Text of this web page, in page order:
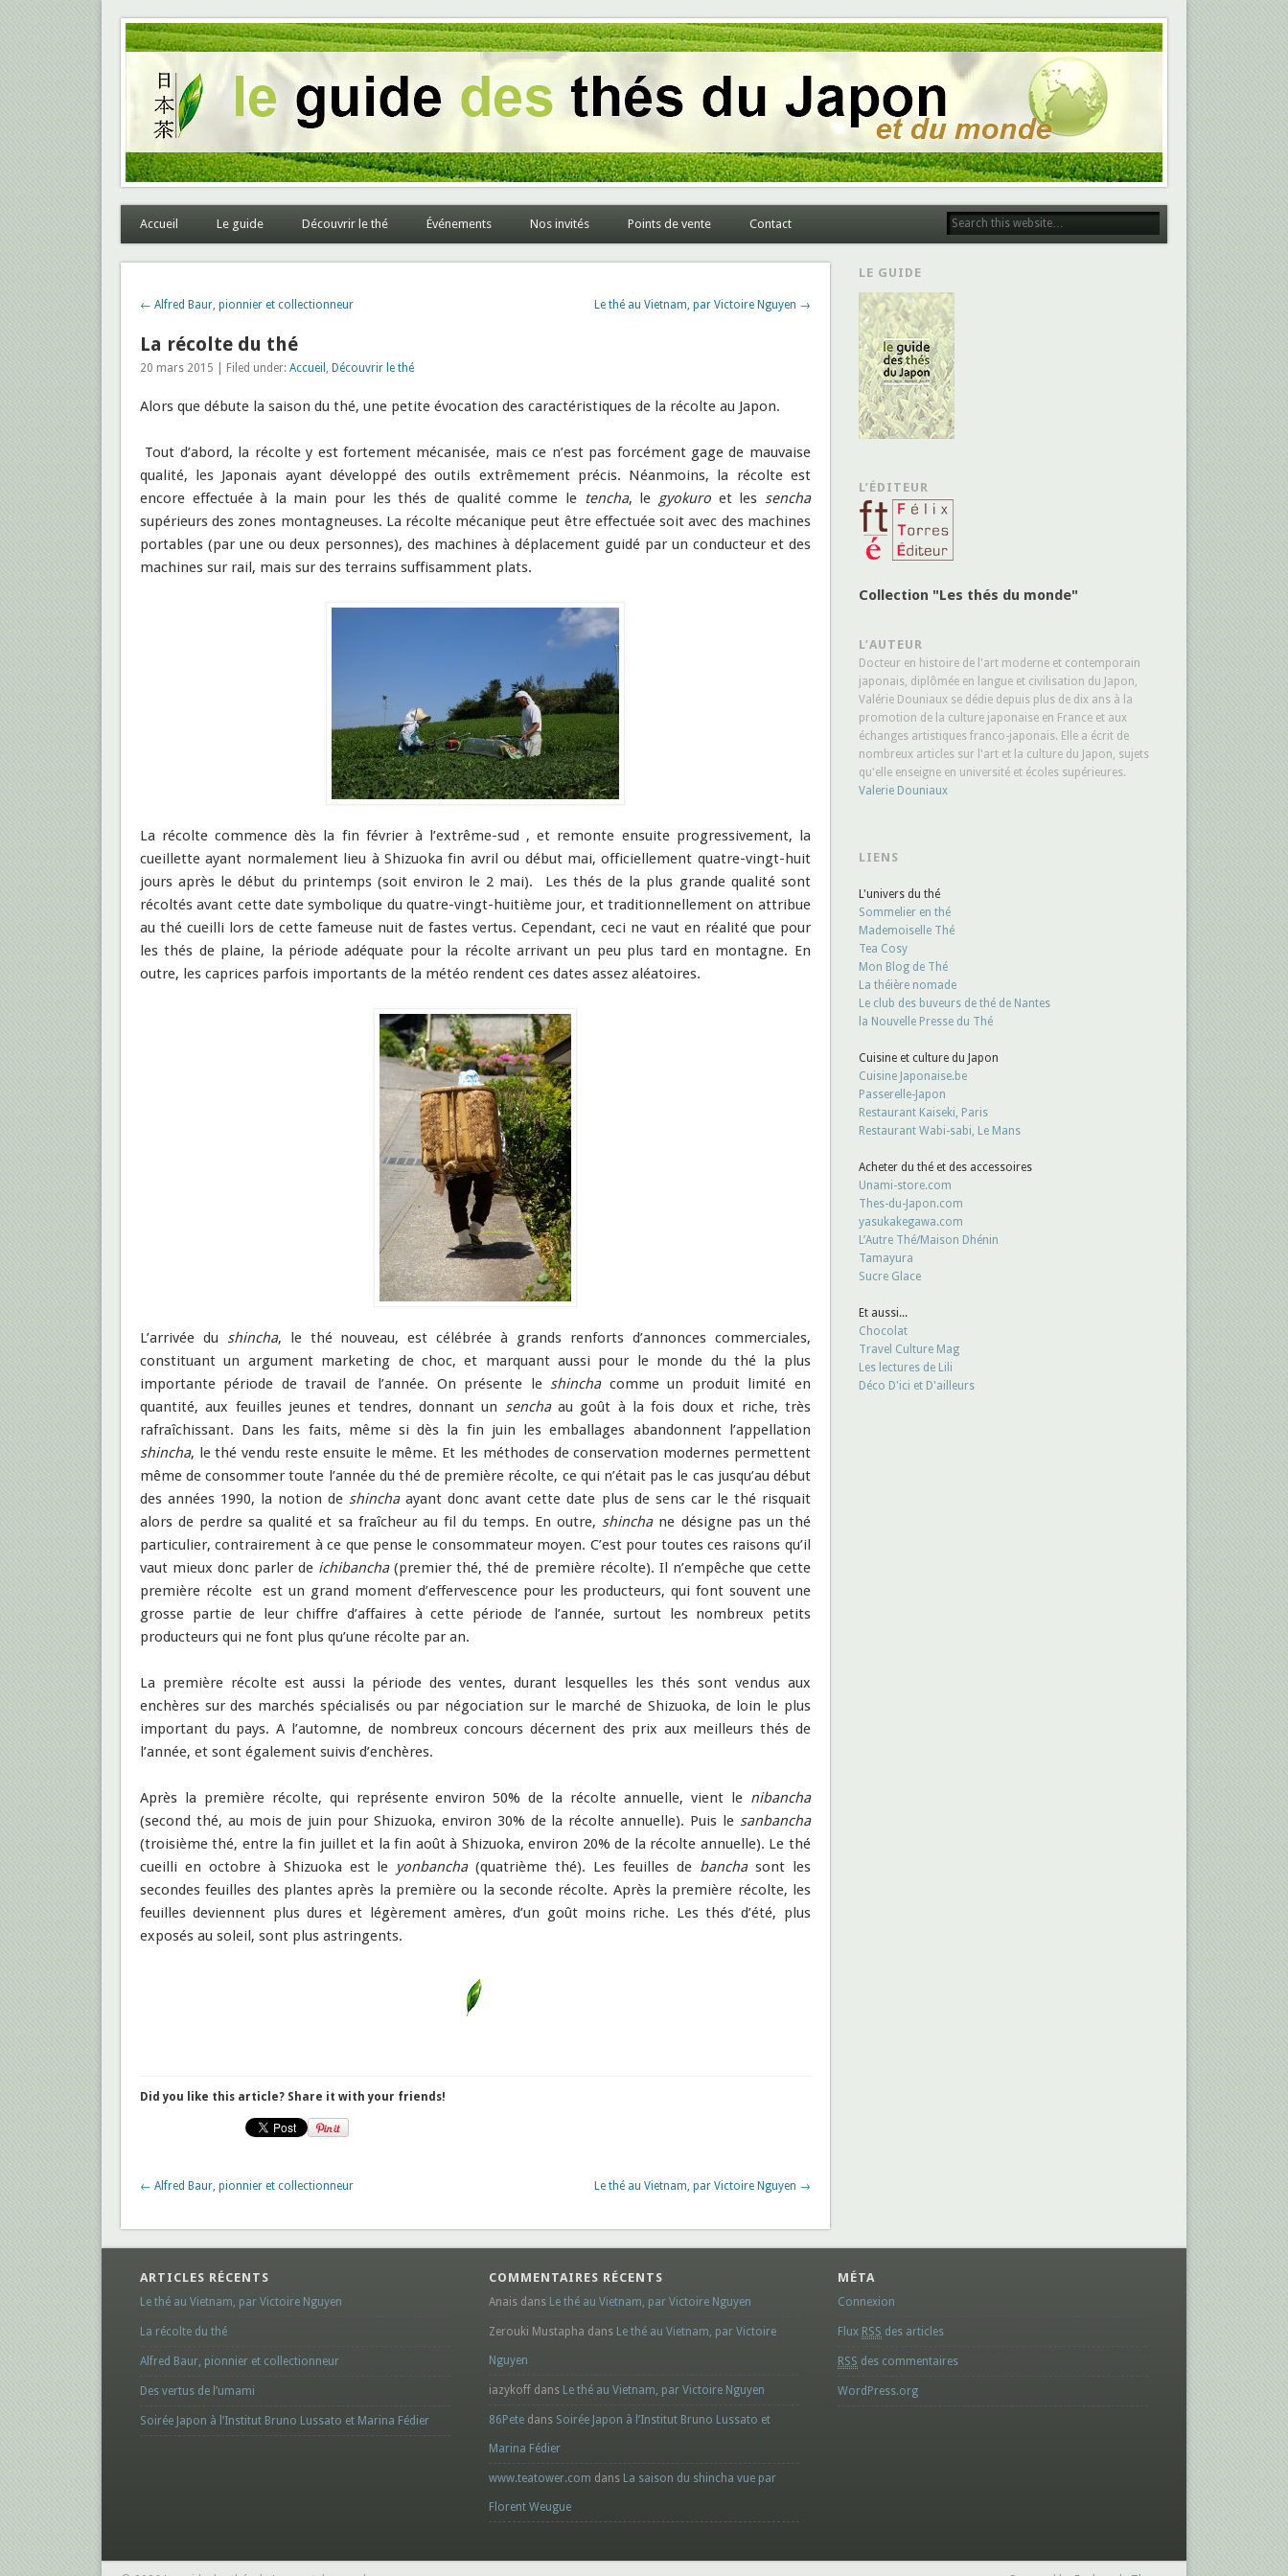
Le guide des thés du Japon et du monde
Accueil Le guide Découvrir le thé Événements Nos invités Points de vente Contact
← Alfred Baur, pionnier et collectionneur Le thé au Vietnam, par Victoire Nguyen →
La récolte du thé
20 mars 2015 | Filed under: Accueil , Découvrir le thé
Alors que débute la saison du thé, une petite évocation des caractéristiques de la récolte au Japon.
Tout d’abord, la récolte y est fortement mécanisée, mais ce n’est pas forcément gage de mauvaise
qualité, les Japonais ayant développé des outils extrêmement précis. Néanmoins, la récolte est
encore effectuée à la main pour les thés de qualité comme le tencha, le gyokuroet les sencha
supérieurs des zones montagneuses. La récolte mécanique peut être effectuée soit avec des machines
portables (par une ou deux personnes), des machines à déplacement guidé par un conducteur et des
machines sur rail, mais sur des terrains suffisamment plats.
La récolte commence dès la fin février à l’extrême-sud , et remonte ensuite progressivement, la
cueillette ayant normalement lieu à Shizuoka fin avril ou début mai, officiellement quatre-vingt-huit
jours après le début du printemps (soit environ le 2 mai). Les thés de la plus grande qualité sont
récoltés avant cette date symbolique du quatre-vingt-huitième jour, et traditionnellement on attribue
au thé cueilli lors de cette fameuse nuit de fastes vertus. Cependant, ceci ne vaut en réalité que pour
les thés de plaine, la période adéquate pour la récolte arrivant un peu plus tard en montagne. En
outre, les caprices parfois importants de la météo rendent ces dates assez aléatoires.
L’arrivée du shincha, le thé nouveau, est célébrée à grands renforts d’annonces commerciales,
constituant un argument marketing de choc, et marquant aussi pour le monde du thé la plus
importante période de travail de l’année. On présente leshinchacomme un produit limité en
quantité, aux feuilles jeunes et tendres, donnant un senchaau goût à la fois doux et riche, très
rafraîchissant. Dans les faits, même si dès la fin juin les emballages abandonnent l’appellation
shincha, le thé vendu reste ensuite le même. Et les méthodes de conservation modernes permettent
même de consommer toute l’année du thé de première récolte, ce qui n’était pas le cas jusqu’au début
des années 1990, la notion deshinchaayant donc avant cette date plus de sens car le thé risquait
alors de perdre sa qualité et sa fraîcheur au fil du temps. En outre,shinchane désigne pas un thé
particulier, contrairement à ce que pense le consommateur moyen. C’est pour toutes ces raisons qu’il
vaut mieux donc parler de ichibancha(premier thé, thé de première récolte). Il n’empêche que cette
première récolte est un grand moment d’effervescence pour les producteurs, qui font souvent une
grosse partie de leur chiffre d’affaires à cette période de l’année, surtout les nombreux petits
producteurs qui ne font plus qu’une récolte par an.
La première récolte est aussi la période des ventes, durant lesquelles les thés sont vendus aux
enchères sur des marchés spécialisés ou par négociation sur le marché de Shizuoka, de loin le plus
important du pays. A l’automne, de nombreux concours décernent des prix aux meilleurs thés de
l’année, et sont également suivis d’enchères.
Après la première récolte, qui représente environ 50% de la récolte annuelle, vient le nibancha
(second thé, au mois de juin pour Shizuoka, environ 30% de la récolte annuelle). Puis le sanbancha
(troisième thé, entre la fin juillet et la fin août à Shizuoka, environ 20% de la récolte annuelle). Le thé
cueilli en octobre à Shizuoka est le yonbancha(quatrième thé). Les feuilles de banchasont les
secondes feuilles des plantes après la première ou la seconde récolte. Après la première récolte, les
feuilles deviennent plus dures et légèrement amères, d’un goût moins riche. Les thés d’été, plus
exposés au soleil, sont plus astringents.
Did you like this article? Share it with your friends!
← Alfred Baur, pionnier et collectionneur Le thé au Vietnam, par Victoire Nguyen →
LE GUIDE
L’ÉDITEUR
Collection "Les thés du monde"
L’AUTEUR
Docteur en histoire de l'art moderne et contemporain
japonais, diplômée en langue et civilisation du Japon,
Valérie Douniaux se dédie depuis plus de dix ans à la
promotion de la culture japonaise en France et aux
échanges artistiques franco-japonais. Elle a écrit de
nombreux articles sur l'art et la culture du Japon, sujets
qu'elle enseigne en université et écoles supérieures.
Valerie Douniaux
LIENS
L'univers du thé
Sommelier en thé
Mademoiselle Thé
Tea Cosy
Mon Blog de Thé
La théière nomade
Le club des buveurs de thé de Nantes
la Nouvelle Presse du Thé
Cuisine et culture du Japon
Cuisine Japonaise.be
Passerelle-Japon
Restaurant Kaiseki, Paris
Restaurant Wabi-sabi, Le Mans
Acheter du thé et des accessoires
Unami-store.com
Thes-du-Japon.com
yasukakegawa.com
L’Autre Thé/Maison Dhénin
Tamayura
Sucre Glace
Et aussi...
Chocolat
Travel Culture Mag
Les lectures de Lili
Déco D'ici et D'ailleurs
ARTICLES RÉCENTS
Le thé au Vietnam, par Victoire Nguyen
La récolte du thé
Alfred Baur, pionnier et collectionneur
Des vertus de l’umami
Soirée Japon à l’Institut Bruno Lussato et Marina Fédier
COMMENTAIRES RÉCENTS
Anais dans Le thé au Vietnam, par Victoire Nguyen
Zerouki Mustapha dans Le thé au Vietnam, par Victoire
Nguyen
iazykoff dans Le thé au Vietnam, par Victoire Nguyen
86Petedans Soirée Japon à l’Institut Bruno Lussato et
Marina Fédier
www.teatower.com dans La saison du shincha vue par
Florent Weugue
MÉTA
Connexion
Flux RSS des articles
RSS des commentaires
WordPress.org